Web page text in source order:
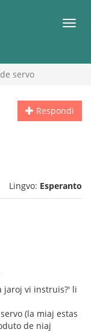
servo
Respondi
Lingvo: Esperanto
jaroj vi instruis?' li
(la miaj estas
de niaj